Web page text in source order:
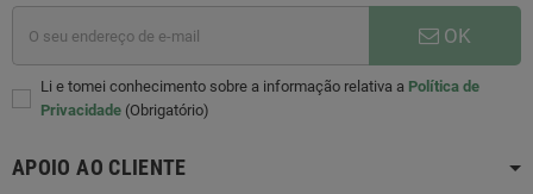
OK
Li e tomei conhecimento sobre a informação relativa a Política de
Privacidade (Obrigatório)
APOIO AO CLIENTE